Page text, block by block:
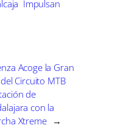
in Impulsan
Acoge la Gran
Circuito MTB
de
con la
Xtreme
→